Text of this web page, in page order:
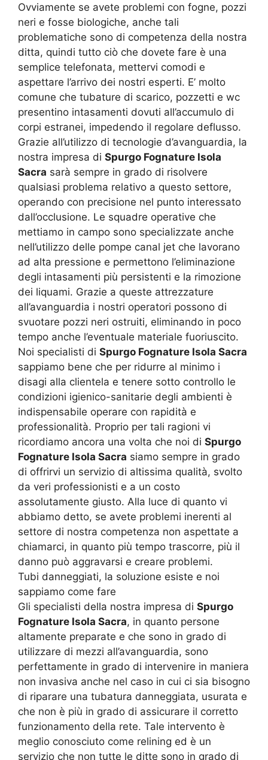
Ovviamente se avete problemi con fogne, pozzi
neri e fosse biologiche, anche tali
problematiche sono di competenza della nostra
ditta, quindi tutto ciò che dovete fare è una
semplice telefonata, mettervi comodi e
aspettare l’arrivo dei nostri esperti. E’ molto
comune che tubature di scarico, pozzetti e wc
presentino intasamenti dovuti all’accumulo di
corpi estranei, impedendo il regolare deflusso.
Grazie all’utilizzo di tecnologie d’avanguardia, la
nostra impresa di Spurgo Fognature Isola
Sacra sarà sempre in grado di risolvere
qualsiasi problema relativo a questo settore,
operando con precisione nel punto interessato
dall’occlusione. Le squadre operative che
mettiamo in campo sono specializzate anche
nell’utilizzo delle pompe canal jet che lavorano
ad alta pressione e permettono l’eliminazione
degli intasamenti più persistenti e la rimozione
dei liquami. Grazie a queste attrezzature
all’avanguardia i nostri operatori possono di
svuotare pozzi neri ostruiti, eliminando in poco
tempo anche l’eventuale materiale fuoriuscito.
Noi specialisti di Spurgo Fognature Isola Sacra
sappiamo bene che per ridurre al minimo i
disagi alla clientela e tenere sotto controllo le
condizioni igienico-sanitarie degli ambienti è
indispensabile operare con rapidità e
professionalità. Proprio per tali ragioni vi
ricordiamo ancora una volta che noi di Spurgo
Fognature Isola Sacra siamo sempre in grado
di offrirvi un servizio di altissima qualità, svolto
da veri professionisti e a un costo
assolutamente giusto. Alla luce di quanto vi
abbiamo detto, se avete problemi inerenti al
settore di nostra competenza non aspettate a
chiamarci, in quanto più tempo trascorre, più il
danno può aggravarsi e creare problemi.
Tubi danneggiati, la soluzione esiste e noi
sappiamo come fare
Gli specialisti della nostra impresa di Spurgo
Fognature Isola Sacra, in quanto persone
altamente preparate e che sono in grado di
utilizzare di mezzi all’avanguardia, sono
perfettamente in grado di intervenire in maniera
non invasiva anche nel caso in cui ci sia bisogno
di riparare una tubatura danneggiata, usurata e
che non è più in grado di assicurare il corretto
funzionamento della rete. Tale intervento è
meglio conosciuto come relining ed è un
servizio che non tutte le ditte sono in grado di